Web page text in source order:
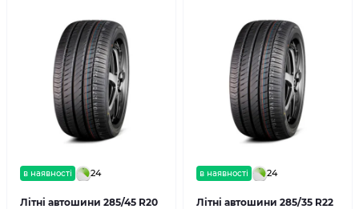
в наявності 24
Літні автошини 285/45 R20
в наявності 24
Літні автошини 285/35 R22